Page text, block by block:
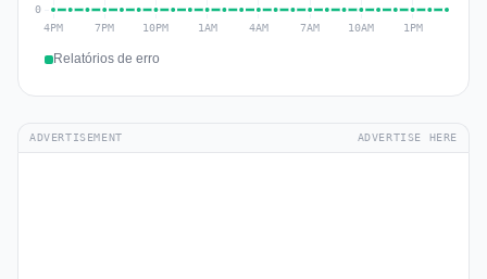
Relatórios de erro
ADVERTISEMENT ADVERTISE HERE